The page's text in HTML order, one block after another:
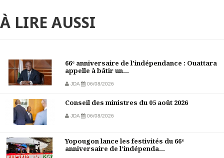
À LIRE AUSSI
66ᵉ anniversaire de l’indépendance : Ouattara
appelle à bâtir un...
JDA 06/08/2026
Conseil des ministres du 05 août 2026
JDA 06/08/2026
Yopougon lance les festivités du 66ᵉ
anniversaire de l’indépenda...